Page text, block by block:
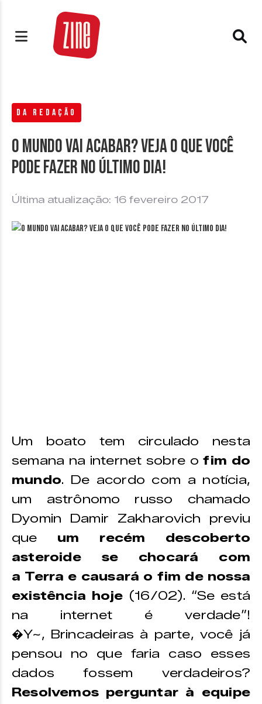
DA REDAÇÃO
O mundo vai acabar? Veja o que você
pode fazer no último dia!
Última atualização: 16 fevereiro 2017
Um boato tem circulado nesta
semana na internet sobre ofim do
mundo. De acordo com a notícia,
um astrônomo russo chamado
Dyomin Damir Zakharovich previu
que um recém descoberto
asteroide se chocará com
a Terra e causará o fim de nossa
existência hoje (16/02). “Se está
na internet é verdade”!
�Y~, Brincadeiras à parte, você já
pensou no que faria caso esses
dados fossem verdadeiros?
Resolvemos perguntar à equipe